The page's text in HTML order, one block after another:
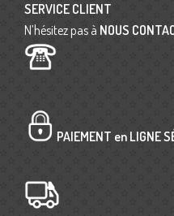
SERVICE CLIENT
N’hésitez pas à NOUS
PAIEMENT en LIGNE